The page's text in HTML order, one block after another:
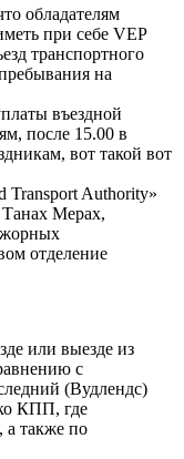
обладателям
при себе VEP
транспортного
на
въездной
после 15.00 в
вот такой вот
Transport Authority»
Мерах,
отделение
или выезде из
с
(Вудлендс)
КПП, где
а также по